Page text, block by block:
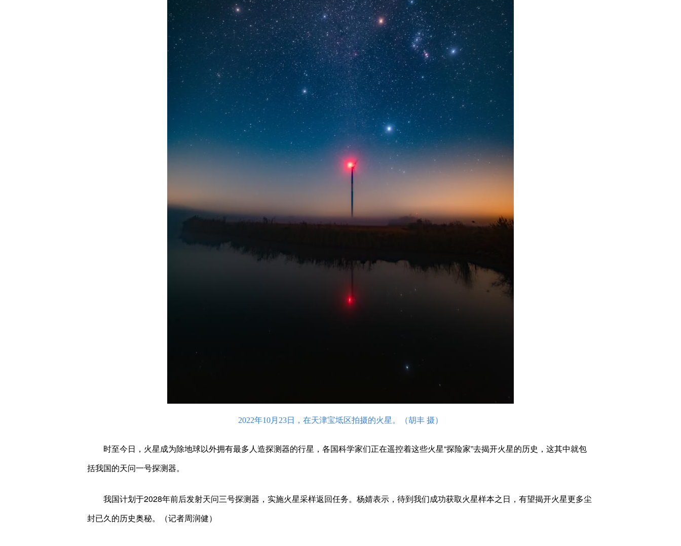
2022年10月23日，在天津宝坻区拍摄的火星。（胡丰 摄）
时至今日，火星成为除地球以外拥有最多人造探测器的行星，各国科学家们正在遥控着这些火星“探险家”去揭开火星的历史，这其中就包
括我国的天问一号探测器。
我国计划于2028年前后发射天问三号探测器，实施火星采样返回任务。杨婧表示，待到我们成功获取火星样本之日，有望揭开火星更多尘
封已久的历史奥秘。（记者周润健）